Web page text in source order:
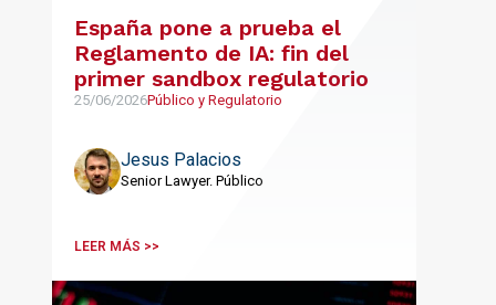
España pone a prueba el
Reglamento de IA: fin del
primer sandbox regulatorio
25/06/2026Público y Regulatorio
Jesus Palacios
Senior Lawyer. Público
LEER MÁS >>